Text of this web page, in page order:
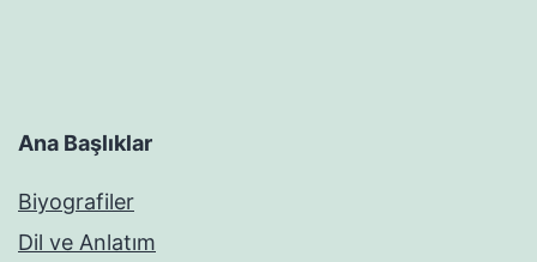
Ana Başlıklar
Biyografiler
Dil ve Anlatım